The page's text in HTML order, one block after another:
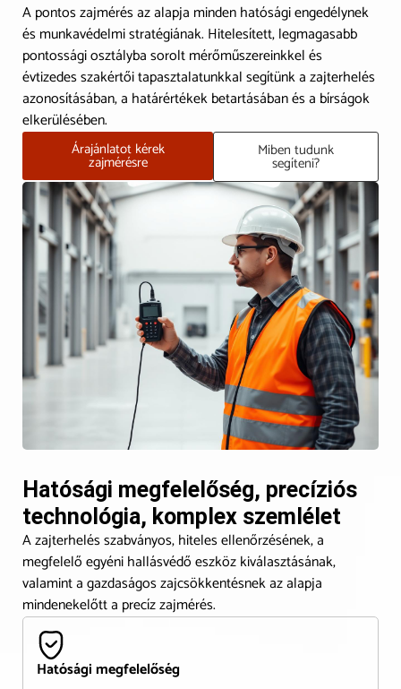
A pontos zajmérés az alapja minden hatósági engedélynek
és munkavédelmi stratégiának. Hitelesített, legmagasabb
pontossági osztályba sorolt mérőműszereinkkel és
évtizedes szakértői tapasztalatunkkal segítünk a zajterhelés
azonosításában, a határértékek betartásában és a bírságok
elkerülésében.
Árajánlatot kérek
zajmérésre
Miben tudunk
segíteni?
Hatósági megfelelőség, precíziós
technológia, komplex szemlélet
A zajterhelés szabványos, hiteles ellenőrzésének, a
megfelelő egyéni hallásvédő eszköz kiválasztásának,
valamint a gazdaságos zajcsökkentésnek az alapja
mindenekelőtt a precíz zajmérés.
Hatósági megfelelőség